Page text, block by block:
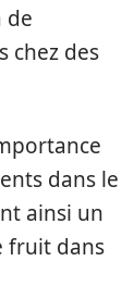
de
chez des
dans le
ainsi un
fruit dans